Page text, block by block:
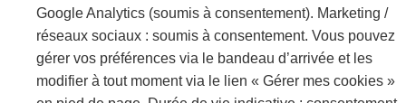
Google Analytics (soumis à consentement). Marketing /
réseaux sociaux : soumis à consentement. Vous pouvez
gérer vos préférences via le bandeau d’arrivée et les
modifier à tout moment via le lien « Gérer mes cookies »